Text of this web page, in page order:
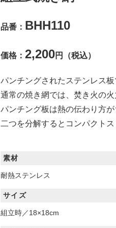
品番： BHH110
価格： 2,200円（税込）
パンチングされたステンレス板
通常の焼き網では、焚き火の
パンチング板は熱の伝わり方
二つを分解するとコンパクト
素材
耐熱ステンレス
サイズ
組立時／18×18cm